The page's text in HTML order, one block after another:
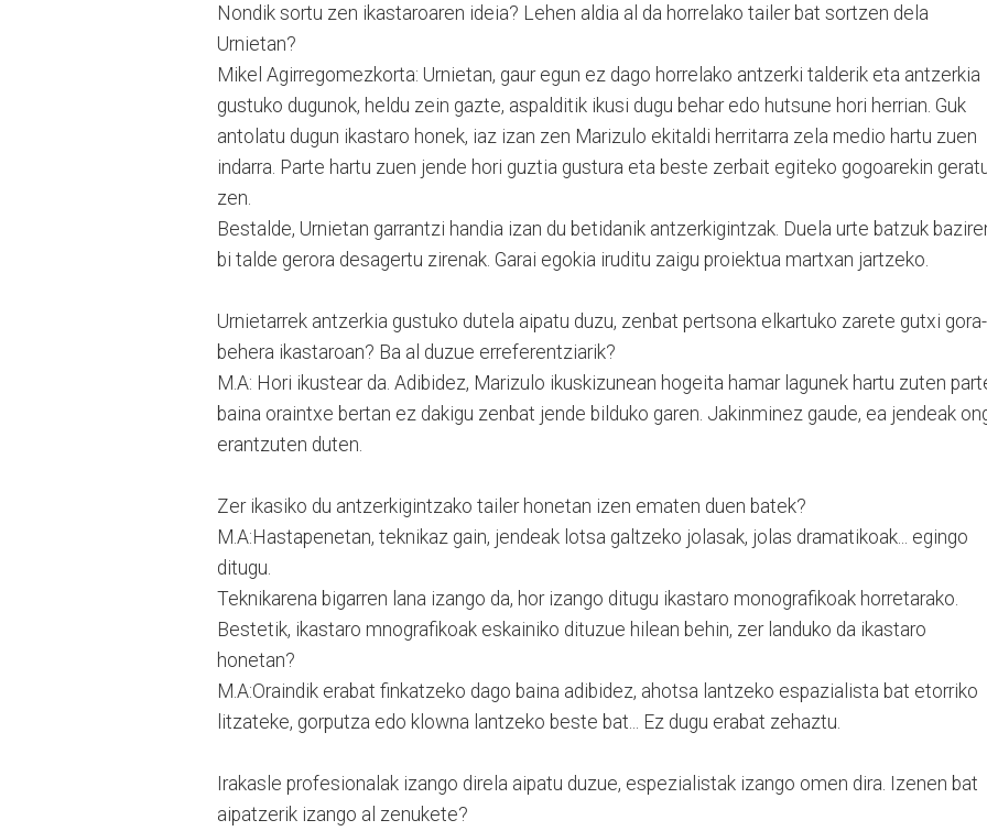
Nondik sortu zen ikastaroaren ideia? Lehen aldia al da horrelako tailer bat sortzen dela
Urnietan?
Mikel Agirregomezkorta: Urnietan, gaur egun ez dago horrelako antzerki talderik eta antzerkia
gustuko dugunok, heldu zein gazte, aspalditik ikusi dugu behar edo hutsune hori herrian. Guk
antolatu dugun ikastaro honek, iaz izan zen Marizulo ekitaldi herritarra zela medio hartu zuen
indarra. Parte hartu zuen jende hori guztia gustura eta beste zerbait egiteko gogoarekin
zen.
Bestalde, Urnietan garrantzi handia izan du betidanik antzerkigintzak. Duela urte batzuk
bi talde gerora desagertu zirenak. Garai egokia iruditu zaigu proiektua martxan jartzeko.
Urnietarrek antzerkia gustuko dutela aipatu duzu, zenbat pertsona elkartuko zarete gutxi gora-
behera ikastaroan? Ba al duzue erreferentziarik?
M.A: Hori ikustear da. Adibidez, Marizulo ikuskizunean hogeita hamar lagunek hartu zuten
baina oraintxe bertan ez dakigu zenbat jende bilduko garen. Jakinminez gaude, ea jendeak
erantzuten duten.
Zer ikasiko du antzerkigintzako tailer honetan izen ematen duen batek?
M.A:Hastapenetan, teknikaz gain, jendeak lotsa galtzeko jolasak, jolas dramatikoak... egingo
ditugu.
Teknikarena bigarren lana izango da, hor izango ditugu ikastaro monografikoak horretarako.
Bestetik, ikastaro mnografikoak eskainiko dituzue hilean behin, zer landuko da ikastaro
honetan?
M.A:Oraindik erabat finkatzeko dago baina adibidez, ahotsa lantzeko espazialista bat etorriko
litzateke, gorputza edo klowna lantzeko beste bat... Ez dugu erabat zehaztu.
Irakasle profesionalak izango direla aipatu duzue, espezialistak izango omen dira. Izenen bat
aipatzerik izango al zenukete?